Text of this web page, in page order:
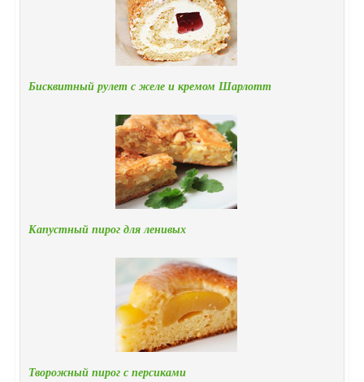
Бисквитный рулет с желе и кремом Шарлотт
Капустный пирог для ленивых
Творожный пирог с персиками